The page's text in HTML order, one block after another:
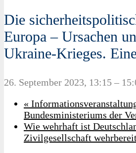
Die
Europa – Ursachen
Ukraine-Krieges.
26. September 2023, 13:15 –
«
Bundesministeriums der
Wie wehrhaft ist
Zivilgesellschaft